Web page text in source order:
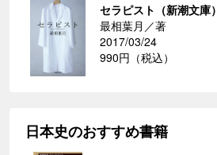
セラピスト（新潮文庫）
最相葉月／著
2017/03/24
990円（税込）
日本史のおすすめ書籍